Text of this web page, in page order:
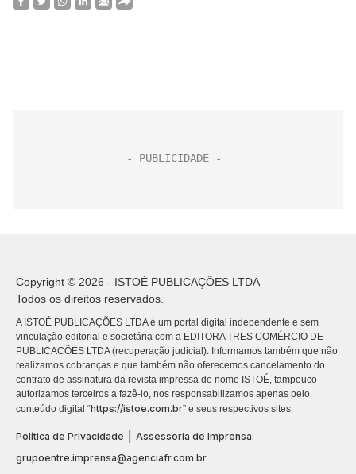
Copyright © 2026 - ISTOÉ PUBLICAÇÕES LTDA
Todos os direitos reservados.
A ISTOÉ PUBLICAÇÕES LTDA é um portal digital independente e sem
vinculação editorial e societária com a EDITORA TRES COMÉRCIO DE
PUBLICACÕES LTDA (recuperação judicial). Informamos também que não
realizamos cobranças e que também não oferecemos cancelamento do
contrato de assinatura da revista impressa de nome ISTOÉ, tampouco
autorizamos terceiros a fazê-lo, nos responsabilizamos apenas pelo
conteúdo digital “https://istoe.com.br” e seus respectivos sites.
Política de Privacidade
Assessoria de Imprensa:
grupoentre.imprensa@agenciafr.com.br